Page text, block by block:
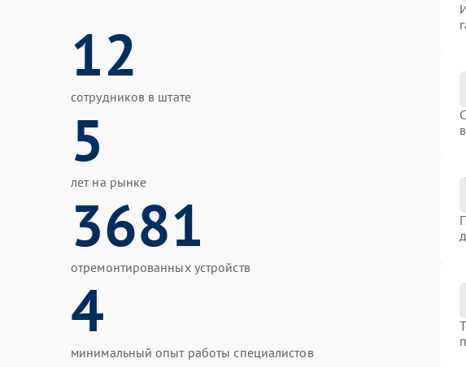
12
сотрудников в штате
5
лет на рынке
3681
отремонтированных устройств
4
минимальный опыт работы специалистов